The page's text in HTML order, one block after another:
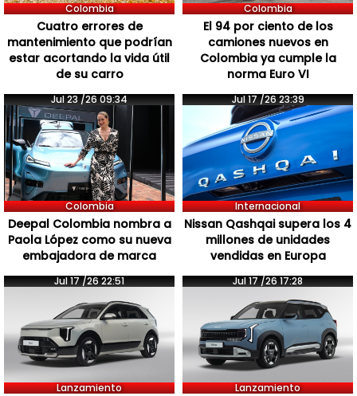
Colombia
Cuatro errores de
mantenimiento que podrían
estar acortando la vida útil
de su carro
Colombia
El 94 por ciento de los
camiones nuevos en
Colombia ya cumple la
norma Euro VI
Jul 23 /26 09:34
Colombia
Deepal Colombia nombra a
Paola López como su nueva
embajadora de marca
Jul 17 /26 23:39
Internacional
Nissan Qashqai supera los 4
millones de unidades
vendidas en Europa
Jul 17 /26 22:51
Lanzamiento
Jul 17 /26 17:28
Lanzamiento